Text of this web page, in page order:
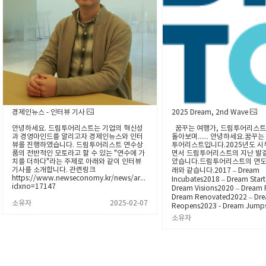
경제인뉴스 - 인터뷰 기사
안녕하세요. 드림투어리스트는 기업의 혁신성
과 경영마인드를 알리고자 경제인뉴스와 인터
뷰를 진행하였습니다. 드림투어리스트 연수상
품의 전반적인 모토라고 할 수 있는 "연수에 가
치를 더하다"라는 주제로 아래와 같이 인터뷰
기사를 소개합니다. 관련링크
https://www.newseconomy.kr/news/articleView.html?
idxno=17147
소유자 2025-02-07
2025 Dream, 2nd Wave
꿈꾸는 여행가, 드림투어리스
돌아보며...... 안녕하세요.꿈꾸
투어리스트입니다.2025년도 시
면서 드림투어리스트의 지난 발
았습니다.드림투어리스트의 연
래와 같습니다.​2017 – Dream
Incubates2018 – Dream
Dream Visions2020 – Dream
Dream Renovated2022 –
Reopens2023 - Dream
소유자